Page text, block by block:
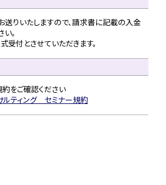
送りいたしますので、請求書に記載の入金
。
受付とさせていただきます。
をご確認ください
ルティング セミナー規約